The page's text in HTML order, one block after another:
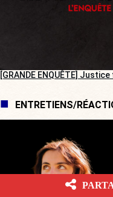
[GRANDE ENQUÊTE]
ENTRETIENS/